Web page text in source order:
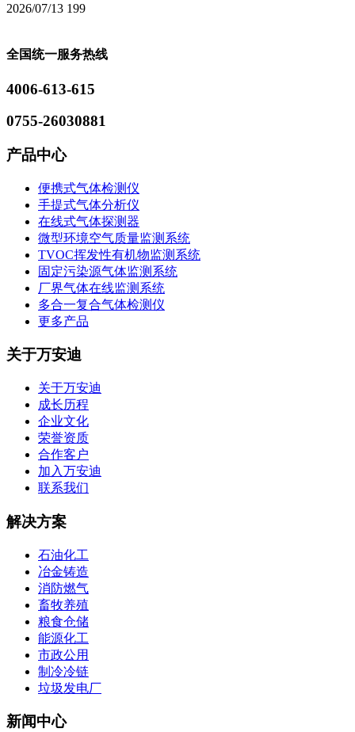
2026/07/13 199
全国统一服务热线
4006-613-615
0755-26030881
产品中心
便携式气体检测仪
手提式气体分析仪
在线式气体探测器
微型环境空气质量监测系统
TVOC挥发性有机物监测系统
固定污染源气体监测系统
厂界气体在线监测系统
多合一复合气体检测仪
更多产品
关于万安迪
关于万安迪
成长历程
企业文化
荣誉资质
合作客户
加入万安迪
联系我们
解决方案
石油化工
冶金铸造
消防燃气
畜牧养殖
粮食仓储
能源化工
市政公用
制冷冷链
垃圾发电厂
新闻中心